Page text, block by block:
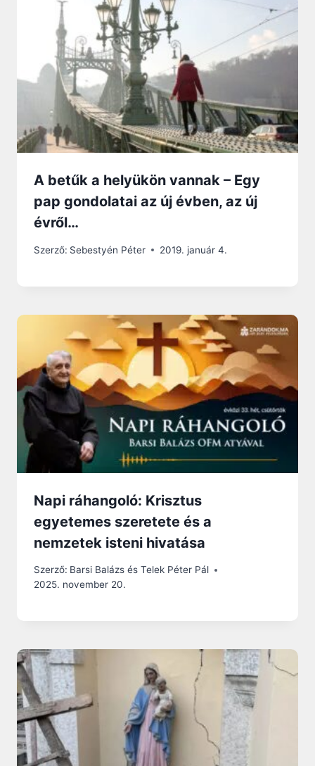
A betűk a helyükön vannak – Egy
pap gondolatai az új évben, az új
évről…
Szerző: Sebestyén Péter 2019. január 4.
Napi ráhangoló: Krisztus
egyetemes szeretete és a
nemzetek isteni hivatása
Szerző: Barsi Balázs és Telek Péter Pál
2025. november 20.